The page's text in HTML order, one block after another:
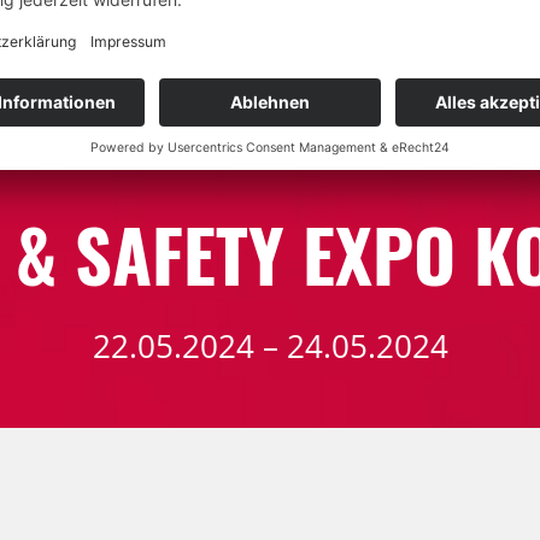
MESSEN
SAFETY EXPO
22.05.2024 – 24.05.2024